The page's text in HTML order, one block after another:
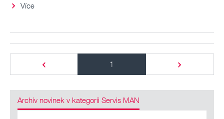
Více
1
Archiv novinek v kategorii Servis MAN